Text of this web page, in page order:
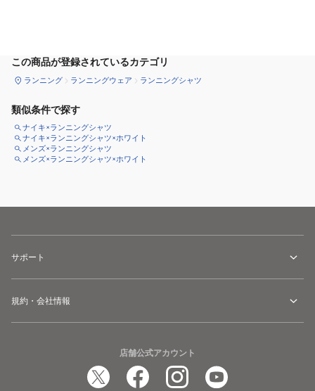
この商品が登録されているカテゴリ
ランニング ランニングウェア ランニングシャツ
類似条件で探す
ナイキ×ランニングシャツ
ナイキ×ランニングシャツ×ホワイト
メンズ×ランニングシャツ
メンズ×ランニングシャツ×ホワイト
サポート
規約・会社情報
店舗公式アカウント